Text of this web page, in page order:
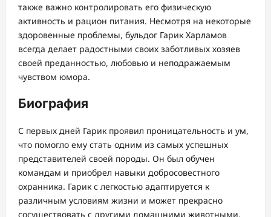
также важно контролировать его физическую
активность и рацион питания. Несмотря на некоторые
здоровенные проблемы, бульдог Гарик Харламов
всегда делает радостными своих заботливых хозяев
своей преданностью, любовью и неподражаемым
чувством юмора.
Биография
С первых дней Гарик проявил проницательность и ум,
что помогло ему стать одним из самых успешных
представителей своей породы. Он был обучен
командам и приобрел навыки добросовестного
охранника. Гарик с легкостью адаптируется к
различным условиям жизни и может прекрасно
сосуществовать с другими домашними животными.